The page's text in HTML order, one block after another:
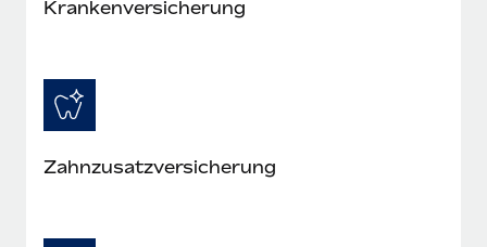
Krankenversicherung
Zahnzusatzversicherung